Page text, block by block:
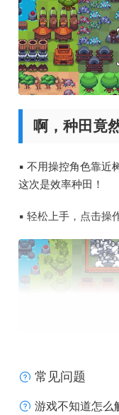
啊，种田竟
▪ 不用操控角色靠近
这次是效率种田！
▪ 轻松上手，点击操
经典肉鸽玩
常见问题
游戏不知道怎么